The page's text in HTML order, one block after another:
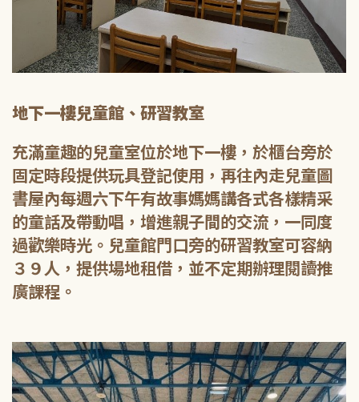
地下一樓兒童館、研習教室
充滿童趣的兒童室位於地下一樓，於櫃台旁於
固定時段提供玩具登記使用，再往內走兒童圖
書屋內每週六下午有故事媽媽講各式各樣精采
的童話及帶動唱，增進親子間的交流，一同度
過歡樂時光。兒童館門口旁的研習教室可容納
３９人，提供場地租借，並不定期辦理閱讀推
廣課程。